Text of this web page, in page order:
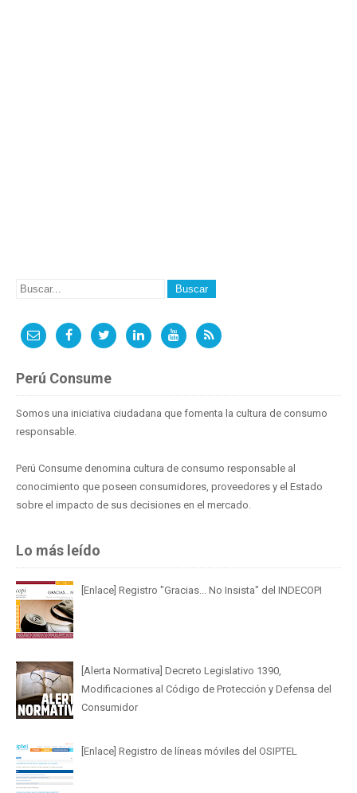
Perú Consume
Somos una iniciativa ciudadana que fomenta la cultura de consumo
responsable.
Perú Consume denomina cultura de consumo responsable al
conocimiento que poseen consumidores, proveedores y el Estado
sobre el impacto de sus decisiones en el mercado.
Lo más leído
[Enlace] Registro "Gracias... No Insista" del INDECOPI
[Alerta Normativa] Decreto Legislativo 1390,
Modificaciones al Código de Protección y Defensa del
Consumidor
[Enlace] Registro de líneas móviles del OSIPTEL